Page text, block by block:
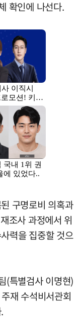
확인에 나선다.
구명로비 의혹과
조사 과정에서 위
력을 집중할 것으
(특별검사 이명현)
재 수석비서관회